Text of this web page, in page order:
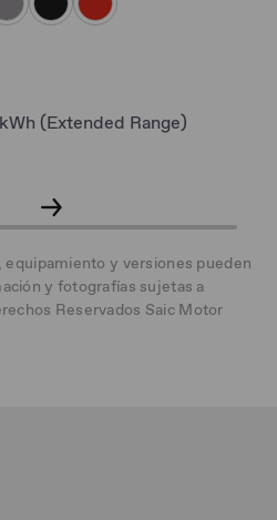
(Extended Range)
equipamiento y versiones pueden
y fotografías sujetas a
Reservados Saic Motor